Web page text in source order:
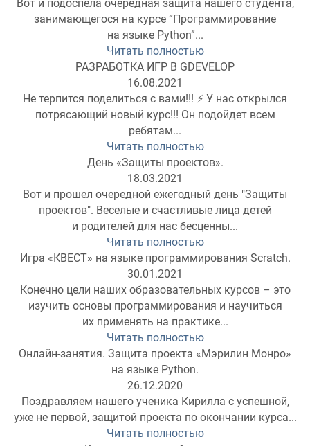
Вот и подоспела очередная защита нашего студента,
занимающегося на курсе “Программирование
на языке Python”...
Читать полностью
РАЗРАБОТКА ИГР В GDEVELOP
16.08.2021
Не терпится поделиться с вами!!! ⚡️ У нас открылся
потрясающий новый курс!!! Он подойдет всем
ребятам...
Читать полностью
День «Защиты проектов».
18.03.2021
Вот и прошел очередной ежегодный день "Защиты
проектов". Веселые и счастливые лица детей
и родителей для нас бесценны...
Читать полностью
Игра «КВЕСТ» на языке программирования Scratch.
30.01.2021
Конечно цели наших образовательных курсов – это
изучить основы программирования и научиться
их применять на практике...
Читать полностью
Онлайн-занятия. Защита проекта «Мэрилин Монро»
на языке Python.
26.12.2020
Поздравляем нашего ученика Кирилла с успешной,
уже не первой, защитой проекта по окончании курса...
Читать полностью